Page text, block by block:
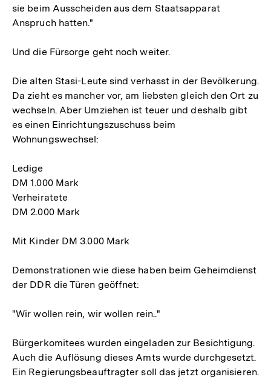
sie beim Ausscheiden aus dem Staatsapparat
Anspruch hatten."
Und die Fürsorge geht noch weiter.
Die alten Stasi-Leute sind verhasst in der Bevölkerung.
Da zieht es mancher vor, am liebsten gleich den Ort zu
wechseln. Aber Umziehen ist teuer und deshalb gibt
es einen Einrichtungszuschuss beim
Wohnungswechsel:
Ledige
DM 1.000 Mark
Verheiratete
DM 2.000 Mark
Mit Kinder DM 3.000 Mark
Demonstrationen wie diese haben beim Geheimdienst
der DDR die Türen geöffnet:
"Wir wollen rein, wir wollen rein.."
Bürgerkomitees wurden eingeladen zur Besichtigung.
Auch die Auflösung dieses Amts wurde durchgesetzt.
Ein Regierungsbeauftragter soll das jetzt organisieren.